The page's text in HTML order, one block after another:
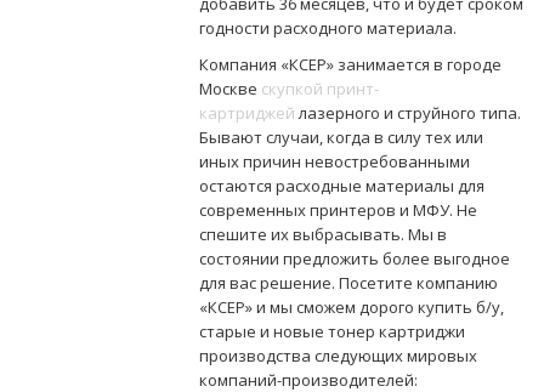
годности расходного материала.
Компания «КСЕР» занимается в городе
Москве скупкой принт-
картриджейлазерного и струйного типа.
Бывают случаи, когда в силу тех или
иных причин невостребованными
остаются расходные материалы для
современных принтеров и МФУ. Не
спешите их выбрасывать. Мы в
состоянии предложить более выгодное
для вас решение. Посетите компанию
«КСЕР» и мы сможем дорого купить б/у,
старые и новые тонер картриджи
производства следующих мировых
компаний-производителей: